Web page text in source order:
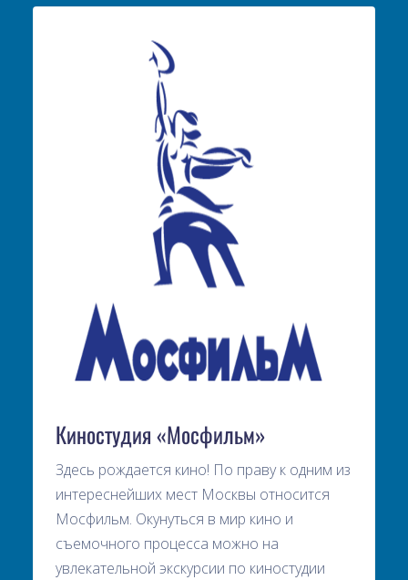
Киностудия «Мосфильм»
Здесь рождается кино! По праву к одним из
интереснейших мест Москвы относится
Мосфильм. Окунуться в мир кино и
съемочного процесса можно на
увлекательной экскурсии по киностудии